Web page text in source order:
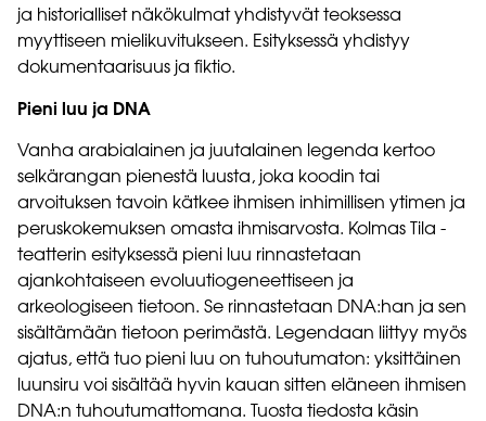
ja historialliset näkökulmat yhdistyvät teoksessa
myyttiseen mielikuvitukseen. Esityksessä yhdistyy
dokumentaarisuus ja fiktio.
Pieni luu ja DNA
Vanha arabialainen ja juutalainen legenda kertoo
selkärangan pienestä luusta, joka koodin tai
arvoituksen tavoin kätkee ihmisen inhimillisen ytimen ja
peruskokemuksen omasta ihmisarvosta. Kolmas Tila -
teatterin esityksessä pieni luu rinnastetaan
ajankohtaiseen evoluutiogeneettiseen ja
arkeologiseen tietoon. Se rinnastetaan DNA:han ja sen
sisältämään tietoon perimästä. Legendaan liittyy myös
ajatus, että tuo pieni luu on tuhoutumaton: yksittäinen
luunsiru voi sisältää hyvin kauan sitten eläneen ihmisen
DNA:n tuhoutumattomana. Tuosta tiedosta käsin